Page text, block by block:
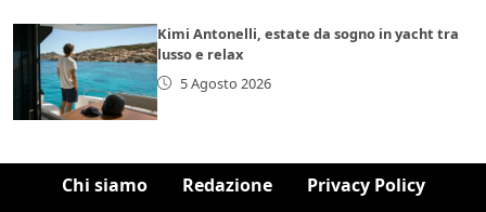
Kimi Antonelli, estate da sogno in yacht tra
lusso e relax
5 Agosto 2026
Chi siamo Redazione
Privacy Policy